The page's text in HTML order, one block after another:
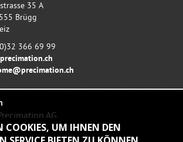
35 A
Brügg
366 69 99
AG
COOKIES, UM IHNEN DEN